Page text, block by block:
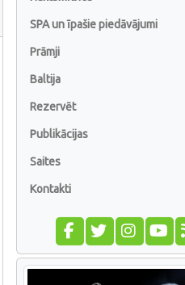
SPA un īpašie piedāvājumi
Prāmji
Baltija
Rezervēt
Publikācijas
Saites
Kontakti